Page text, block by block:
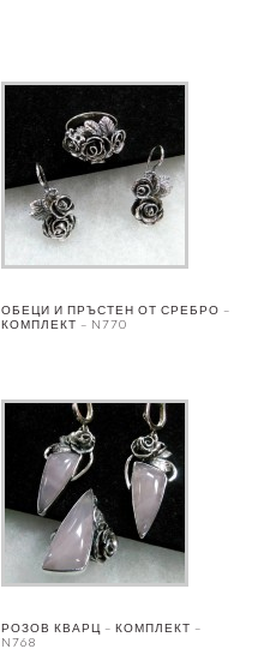
ОБЕЦИ И ПРЪСТЕН ОТ СРЕБРО –
КОМПЛЕКТ – N770
РОЗОВ КВАРЦ – КОМПЛЕКТ –
N768